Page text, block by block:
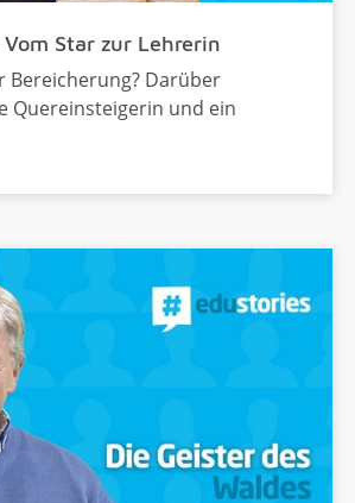
Star zur Lehrerin
Bereicherung? Darüber
Quereinsteigerin und ein